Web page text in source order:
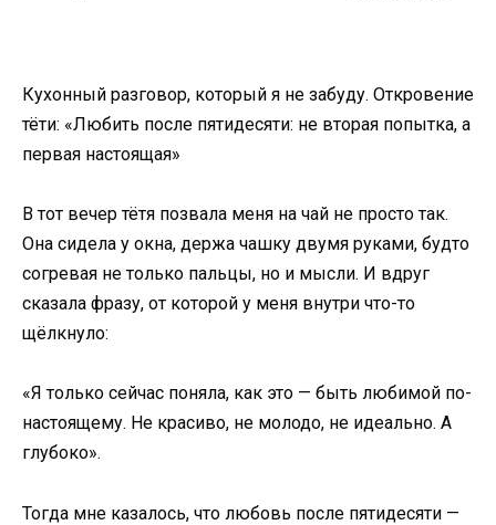
Кухонный разговор, который я не забуду. Откровение
тёти: «Любить после пятидесяти: не вторая попытка, а
первая настоящая»
В тот вечер тётя позвала меня на чай не просто так.
Она сидела у окна, держа чашку двумя руками, будто
согревая не только пальцы, но и мысли. И вдруг
сказала фразу, от которой у меня внутри что-то
щёлкнуло:
«Я только сейчас поняла, как это — быть любимой по-
настоящему. Не красиво, не молодо, не идеально. А
глубоко».
Тогда мне казалось, что любовь после пятидесяти —